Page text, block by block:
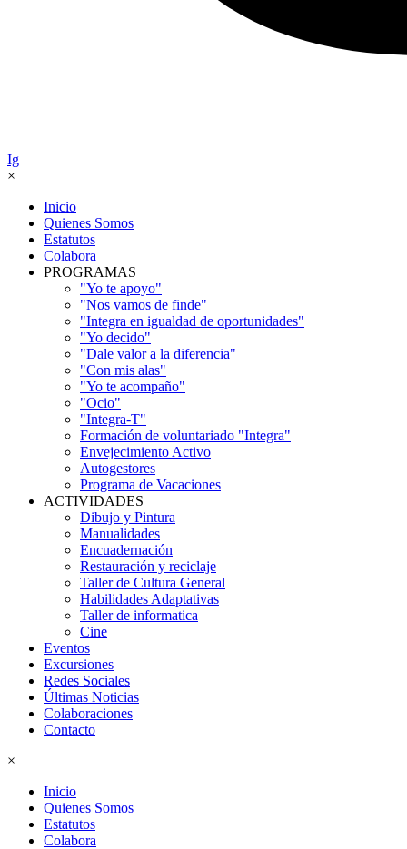
Ig
×
Inicio
Quienes Somos
Estatutos
Colabora
PROGRAMAS
"Yo te apoyo"
"Nos vamos de finde"
"Integra en igualdad de oportunidades"
"Yo decido"
"Dale valor a la diferencia"
"Con mis alas"
"Yo te acompaño"
"Ocio"
"Integra-T"
Formación de voluntariado "Integra"
Envejecimiento Activo
Autogestores
Programa de Vacaciones
ACTIVIDADES
Dibujo y Pintura
Manualidades
Encuadernación
Restauración y reciclaje
Taller de Cultura General
Habilidades Adaptativas
Taller de informatica
Cine
Eventos
Excursiones
Redes Sociales
Últimas Noticias
Colaboraciones
Contacto
×
Inicio
Quienes Somos
Estatutos
Colabora